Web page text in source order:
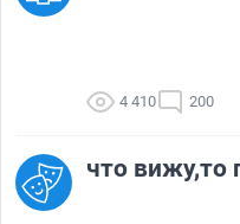
4 410 200
что вижу,то